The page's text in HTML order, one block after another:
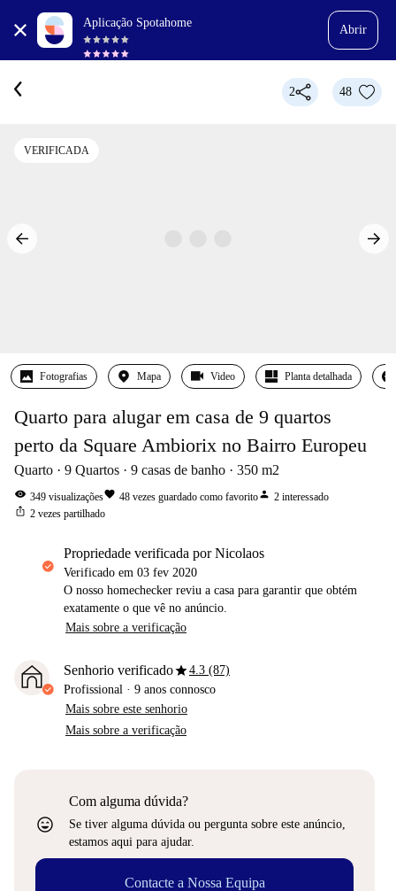
Aplicação Spotahome
Abrir
2 48
VERIFICADA
Fotografias Mapa Video Planta detalhada
Quarto para alugar em casa de 9 quartos
perto da Square Ambiorix no Bairro Europeu
Quarto 9 Quartos 9 casas de banho 350 m2
visibility 349 visualizaçõesfavorite 48 vezes guardado como favoritoperson 2 interessado
ios_share 2 vezes partilhado
propriedade verificada por Nicolaos
Verificado em 03 fev 2020
O nosso homechecker reviu a casa para garantir que obtém
exatamente o que vê no anúncio.
Mais sobre a verificação
Senhorio verificadostar4.3 (87)
Profissional · 9 anos connosco
Mais sobre este senhorio
Mais sobre a verificação
sentiment_very_satisfied
Com alguma dúvida?
Se tiver alguma dúvida ou pergunta sobre este anúncio,
estamos aqui para ajudar.
Contacte a Nossa Equipa